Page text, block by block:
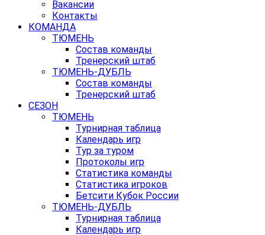
Вакансии
Контакты
КОМАНДА
ТЮМЕНЬ
Состав команды
Тренерский штаб
ТЮМЕНЬ-ДУБЛЬ
Состав команды
Тренерский штаб
СЕЗОН
ТЮМЕНЬ
Турнирная таблица
Календарь игр
Тур за туром
Протоколы игр
Статистика команды
Статистика игроков
Бетсити Кубок России
ТЮМЕНЬ-ДУБЛЬ
Турнирная таблица
Календарь игр